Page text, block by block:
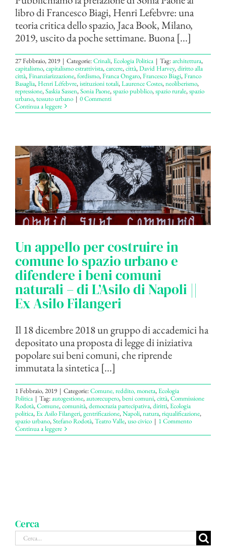
libro di Francesco Biagi, Henri Lefebvre: una
teoria critica dello spazio, Jaca Book, Milano,
2019, uscito da poche settimane. Buona [...]
27 Febbraio, 2019 | Categorie:Crinali,Ecologia Politica | Tag:architettura,
capitalismo,capitalismo estrattivista,carcere,città,David Harvey,diritto alla
città,Finanziarizzazione,fordismo,Franca Ongaro,Francesco Biagi,Franco
Basaglia,Henri Léfebvre,istituzioni totali,Laurence Costes,neoliberismo,
repressione,Saskia Sassen,Sonia Paone,spazio pubblico,spazio rurale,spazio
urbano,tessuto urbano | 0 Commenti
Continua a leggere
Un appello per costruire in
comune lo spazio urbano e
difendere i beni comuni
naturali – di L’Asilo di Napoli ||
Ex Asilo Filangeri
Il 18 dicembre 2018 un gruppo di accademici ha
depositato una proposta di legge di iniziativa
popolare sui beni comuni, che riprende
immutata la sintetica [...]
1 Febbraio, 2019 | Categorie:Comune, reddito, moneta,Ecologia
Politica | Tag:autogestione,autorecupero,beni comuni,città,Commissione
Rodotà,Comune,comunità,democrazia partecipativa,diritti,Ecologia
politica,Ex Asilo Filangeri,gentrificazione,Napoli,natura,riqualificazione,
spazio urbano,Stefano Rodotà,Teatro Valle,uso civico | 1 Commento
Continua a leggere
Cerca
Cerca
per: